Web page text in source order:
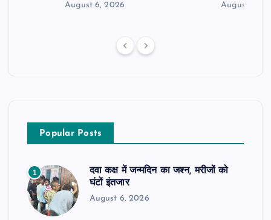
August 6, 2026 August 6,
Popular Posts
1
दवा कक्ष में जन्मदिन का जश्न, मरीजों को
घंटों इंतजार
August 6, 2026